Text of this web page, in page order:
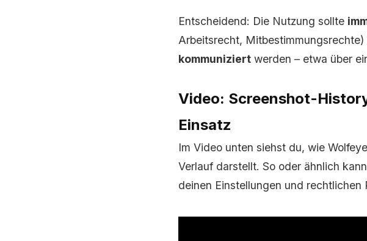
Entscheidend: Die Nutzung sollte
Arbeitsrecht, Mitbestimmungsrechte)
kommuniziert werden – etwa über
Video: Screenshot-
Einsatz
Im Video unten siehst du, wie Wolfeye
Verlauf darstellt. So oder ähnlich
deinen Einstellungen und rechtlichen